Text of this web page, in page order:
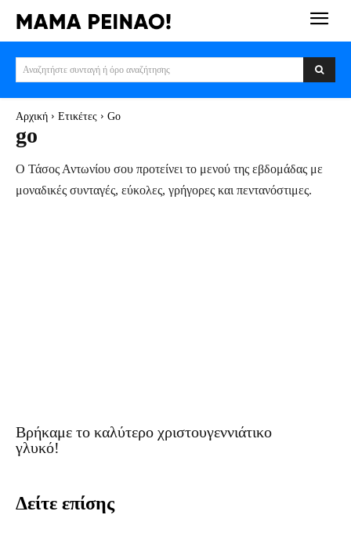
Αναζητήστε συνταγή ή όρο αναζήτησης
Αρχική Ετικέτες Go
go
Ο Τάσος Αντωνίου σου προτείνει το μενού της εβδομάδας με
μοναδικές συνταγές, εύκολες, γρήγορες και πεντανόστιμες.
Βρήκαμε το καλύτερο χριστουγεννιάτικο
γλυκό!
Δείτε επίσης